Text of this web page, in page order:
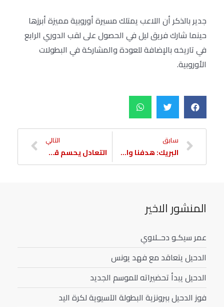
جدير بالذكر أن اللاعب يمتلك مسيرة أوروبية مميزة أبرزها
حينما شارك فريق ليل في الحصول على لقب الدوري الرابع
في تاريخه بالإضافة للعودة والمشاركة في البطولات
الأوروبية.
سابق
البريك: هدفنا واضح ولابديل عن الفوز أمام الريان
التالي
التعادل يحسم قمة الدحيل والريان بالدوري
المنشور الاخير
عمر سيكـو دحــلاوي
الدحيل يتعاقد مع فهد يونس
الدحيل يبدأ تحضيراته للموسم الجديد
فوز الدحيل ببرونزية البطولة الآسيوية لكرة اليد